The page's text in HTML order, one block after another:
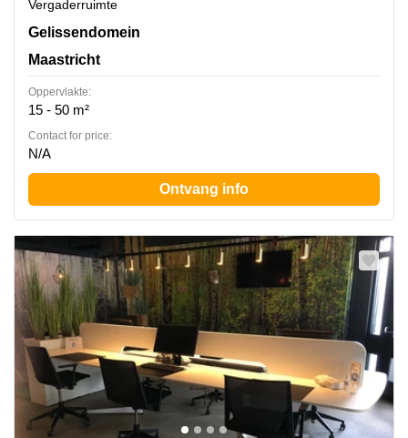
Vergaderruimte
Gelissendomein 8, Maastricht
Gelissendomein
Maastricht
Oppervlakte:
15 - 50 m²
Contact for price:
N/A
Ontvang info